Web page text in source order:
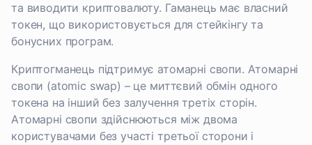
та виводити криптовалюту. Гаманець має власний
токен, що використовується для стейкінгу та
бонусних програм.
Криптогманець підтримує атомарні свопи. Атомарні
свопи (atomic swap) – це миттєвий обмін одного
токена на інший без залучення третіх сторін.
Атомарні свопи здійснюються між двома
користувачами без участі третьої сторони і